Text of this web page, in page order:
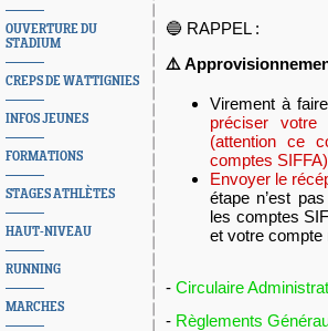
OUVERTURE DU
STADIUM
CREPS DE WATTIGNIES
INFOS JEUNES
FORMATIONS
STAGES ATHLÈTES
HAUT-NIVEAU
RUNNING
MARCHES
🔵 RAPPEL :
⚠️
Virement à
préciser
(attention ce
comptes SIFFA)
Envoyer le
étape n’est
les comptes
et votre compte
- Circulaire
- Règlements